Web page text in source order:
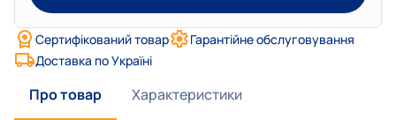
Сертифікований товар
Гарантійне обслуговування
Доставка по Україні
Про товар Характеристики